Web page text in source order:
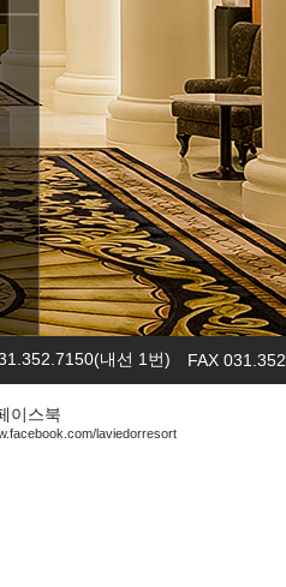
내선 1번) FAX
이스북
laviedorresort